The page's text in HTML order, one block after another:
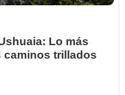
Lo más
caminos trillados